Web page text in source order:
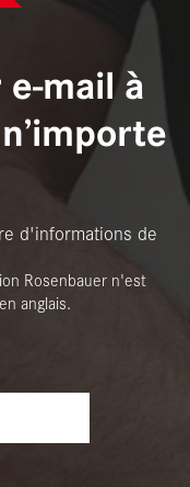
mail à
d'informations de
Rosenbauer n'est
anglais.